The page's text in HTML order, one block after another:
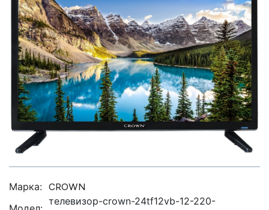
Марка: CROWN
телевизор-crown-24tf12vb-12-220-